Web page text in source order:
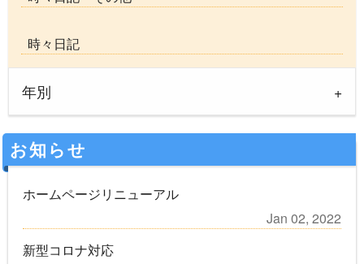
時々日記
年別
お知らせ
ホームページリニューアル
Jan 02, 2022
新型コロナ対応